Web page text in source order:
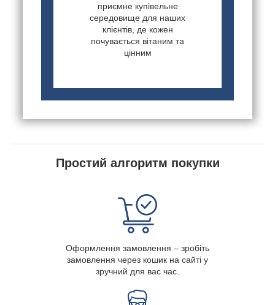
приємне купівельне
середовище для наших
клієнтів, де кожен
почувається вітаним та
цінним
Простий алгоритм покупки
Оформлення замовлення – зробіть
замовлення через кошик на сайті у
зручний для вас час.